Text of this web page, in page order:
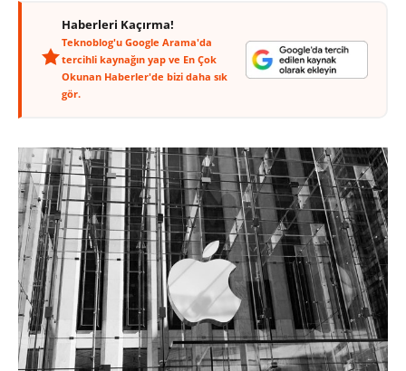
Haberleri Kaçırma!
Teknoblog'u Google Arama'da
tercihli kaynağın yap ve En Çok
Okunan Haberler'de bizi daha sık
gör.